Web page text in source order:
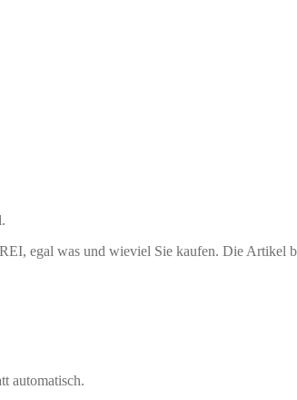
egal was und wieviel Sie kaufen. Die Artikel
automatisch.